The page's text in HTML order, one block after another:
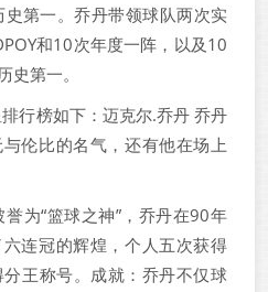
第一。乔丹带领球队两次实
和10次年度一阵，以及10
史第一。
行榜如下：迈克尔.乔丹 乔丹
伦比的名气，还有他在场上
为“篮球之神”，乔丹在90年
连冠的辉煌，个人五次获得
王称号。成就：乔丹不仅球